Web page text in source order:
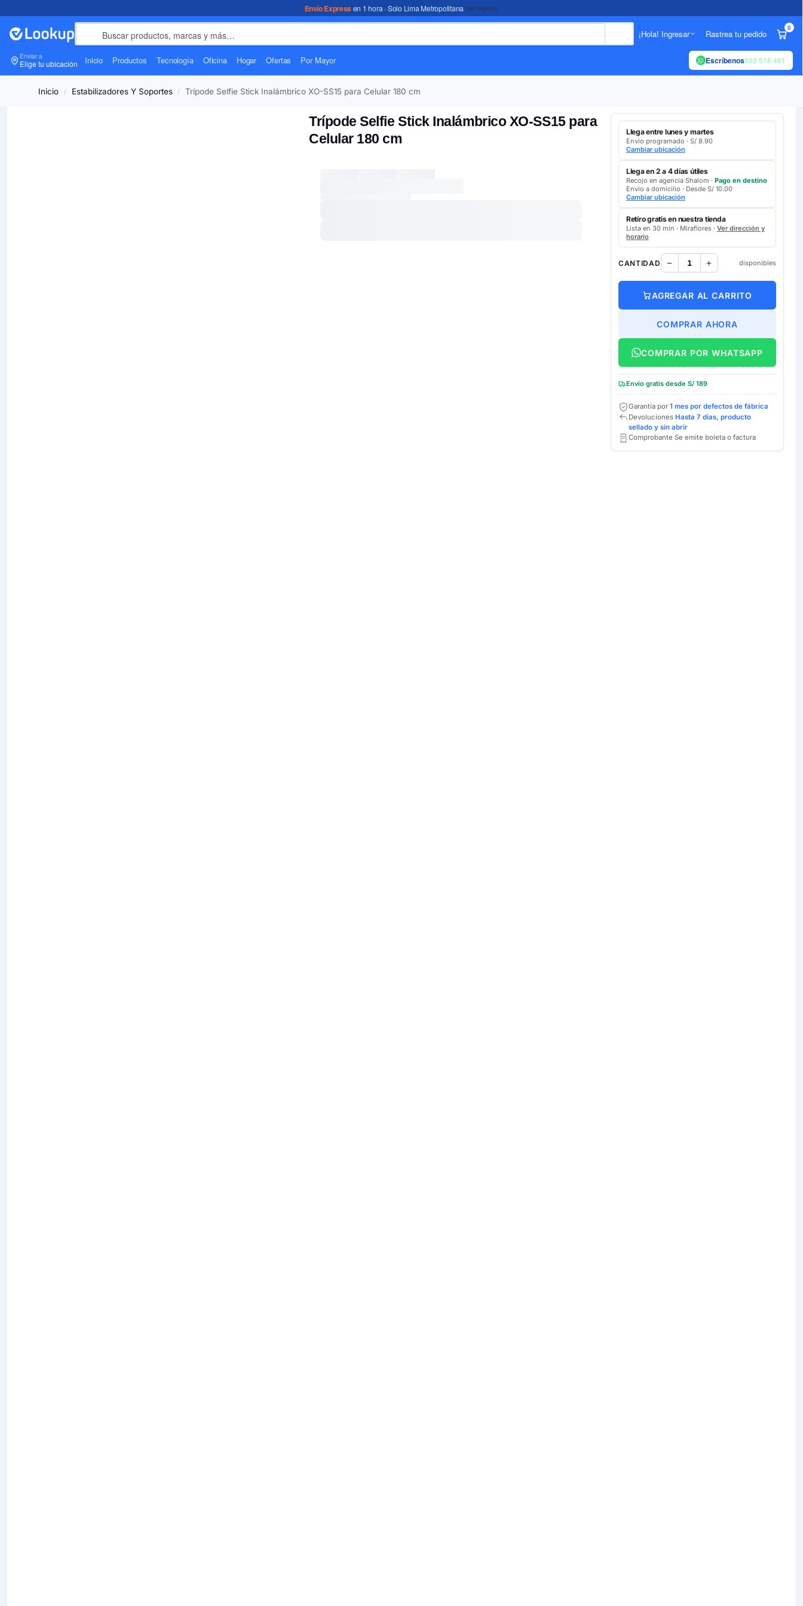
Envío Expressen 1 hora · Solo Lima Metropolitana*Ver legales
¡Hola! Ingresar Rastrea tu pedido
0
Enviar a
Elige tu ubicación Inicio Productos Tecnología Oficina Hogar Ofertas Por Mayor Escríbenos983 516 461
Inicio / Estabilizadores Y Soportes / Trípode Selfie Stick Inalámbrico XO-SS15 para Celular 180 cm
Trípode Selfie Stick Inalámbrico XO-SS15 para
Celular 180 cm
Llega entre lunes y martes
Envío programado · S/ 8.90
Cambiar ubicación
Llega en 2 a 4 días útiles
Recojo en agencia Shalom · Pago en destino
Envío a domicilio · Desde S/ 10.00
Cambiar ubicación
Retíro gratis en nuestra tienda
Lista en 30 min · Miraflores · Ver dirección y
horario
CANTIDAD disponibles
AGREGAR AL CARRITO
COMPRAR AHORA
COMPRAR POR WHATSAPP
Envío gratis desde S/ 189
Garantía por 1 mes por defectos de fábrica
Devoluciones Hasta 7 días, producto
sellado y sin abrir
Comprobante Se emite boleta o factura